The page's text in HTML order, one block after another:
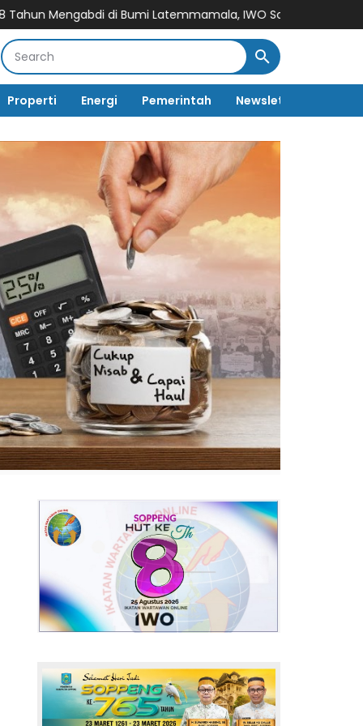
Bumi Latemmamala, IWO Soppeng Siap Gelar Peringatan
Properti Energi Pemerintah Newsletter